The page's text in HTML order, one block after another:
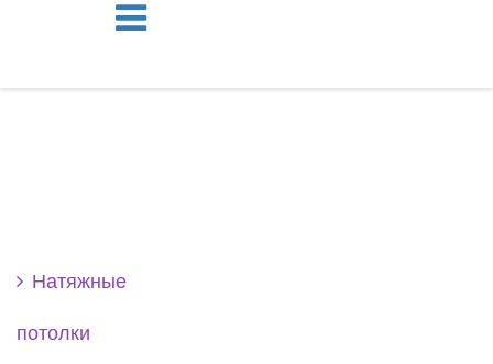
Натяжные
потолки